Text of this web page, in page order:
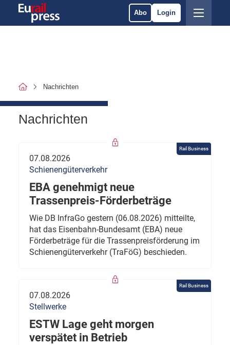
Abo Login
Nachrichten
Nachrichten
Rail Business
07.08.2026
Schienengüterverkehr
EBA genehmigt neue
Trassenpreis-Förderbeträge
Wie DB InfraGo gestern (06.08.2026) mitteilte,
hat das Eisenbahn-Bundesamt (EBA) neue
Förderbeträge für die Trassenpreisförderung im
Schienengüterverkehr (TraFöG) beschieden.
Rail Business
07.08.2026
Stellwerke
ESTW Lage geht morgen
verspätet in Betrieb